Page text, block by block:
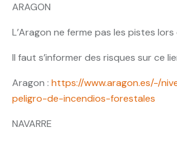
ARAGON
L’Aragon ne ferme pas les pistes
Il faut s’informer des risques sur ce
Aragon : https://www.aragon.es/-/
peligro-de-incendios-forestales
NAVARRE